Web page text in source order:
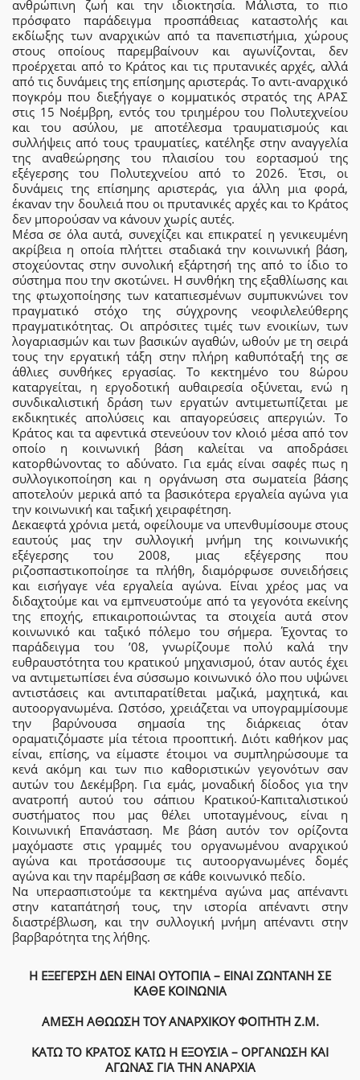
ανθρώπινη ζωή και την ιδιοκτησία. Μάλιστα, το πιο
πρόσφατο παράδειγμα προσπάθειας καταστολής και
εκδίωξης των αναρχικών από τα πανεπιστήμια, χώρους
στους οποίους παρεμβαίνουν και αγωνίζονται, δεν
προέρχεται από το Κράτος και τις πρυτανικές αρχές, αλλά
από τις δυνάμεις της επίσημης αριστεράς. Το αντι-αναρχικό
πογκρόμ που διεξήγαγε ο κομματικός στρατός της ΑΡΑΣ
στις 15 Νοέμβρη, εντός του τριημέρου του Πολυτεχνείου
και του ασύλου, με αποτέλεσμα τραυματισμούς και
συλλήψεις από τους τραυματίες, κατέληξε στην αναγγελία
της αναθεώρησης του πλαισίου του εορτασμού της
εξέγερσης του Πολυτεχνείου από το 2026. Έτσι, οι
δυνάμεις της επίσημης αριστεράς, για άλλη μια φορά,
έκαναν την δουλειά που οι πρυτανικές αρχές και το Κράτος
δεν μπορούσαν να κάνουν χωρίς αυτές.
Μέσα σε όλα αυτά, συνεχίζει και επικρατεί η γενικευμένη
ακρίβεια η οποία πλήττει σταδιακά την κοινωνική βάση,
στοχεύοντας στην συνολική εξάρτησή της από το ίδιο το
σύστημα που την σκοτώνει. Η συνθήκη της εξαθλίωσης και
της φτωχοποίησης των καταπιεσμένων συμπυκνώνει τον
πραγματικό στόχο της σύγχρονης νεοφιλελεύθερης
πραγματικότητας. Οι απρόσιτες τιμές των ενοικίων, των
λογαριασμών και των βασικών αγαθών, ωθούν με τη σειρά
τους την εργατική τάξη στην πλήρη καθυπόταξή της σε
άθλιες συνθήκες εργασίας. Το κεκτημένο του 8ώρου
καταργείται, η εργοδοτική αυθαιρεσία οξύνεται, ενώ η
συνδικαλιστική δράση των εργατών αντιμετωπίζεται με
εκδικητικές απολύσεις και απαγορεύσεις απεργιών. Το
Κράτος και τα αφεντικά στενεύουν τον κλοιό μέσα από τον
οποίο η κοινωνική βάση καλείται να αποδράσει
κατορθώνοντας το αδύνατο. Για εμάς είναι σαφές πως η
συλλογικοποίηση και η οργάνωση στα σωματεία βάσης
αποτελούν μερικά από τα βασικότερα εργαλεία αγώνα για
την κοινωνική και ταξική χειραφέτηση.
Δεκαεφτά χρόνια μετά, οφείλουμε να υπενθυμίσουμε στους
εαυτούς μας την συλλογική μνήμη της κοινωνικής
εξέγερσης του 2008, μιας εξέγερσης που
ριζοσπαστικοποίησε τα πλήθη, διαμόρφωσε συνειδήσεις
και εισήγαγε νέα εργαλεία αγώνα. Είναι χρέος μας να
διδαχτούμε και να εμπνευστούμε από τα γεγονότα εκείνης
της εποχής, επικαιροποιώντας τα στοιχεία αυτά στον
κοινωνικό και ταξικό πόλεμο του σήμερα. Έχοντας το
παράδειγμα του ’08, γνωρίζουμε πολύ καλά την
ευθραυστότητα του κρατικού μηχανισμού, όταν αυτός έχει
να αντιμετωπίσει ένα σύσσωμο κοινωνικό όλο που υψώνει
αντιστάσεις και αντιπαρατίθεται μαζικά, μαχητικά, και
αυτοοργανωμένα. Ωστόσο, χρειάζεται να υπογραμμίσουμε
την βαρύνουσα σημασία της διάρκειας όταν
οραματιζόμαστε μία τέτοια προοπτική. Διότι καθήκον μας
είναι, επίσης, να είμαστε έτοιμοι να συμπληρώσουμε τα
κενά ακόμη και των πιο καθοριστικών γεγονότων σαν
αυτών του Δεκέμβρη. Για εμάς, μοναδική δίοδος για την
ανατροπή αυτού του σάπιου Κρατικού-Καπιταλιστικού
συστήματος που μας θέλει υποταγμένους, είναι η
Κοινωνική Επανάσταση. Με βάση αυτόν τον ορίζοντα
μαχόμαστε στις γραμμές του οργανωμένου αναρχικού
αγώνα και προτάσσουμε τις αυτοοργανωμένες δομές
αγώνα και την παρέμβαση σε κάθε κοινωνικό πεδίο.
Να υπερασπιστούμε τα κεκτημένα αγώνα μας απέναντι
στην καταπάτησή τους, την ιστορία απέναντι στην
διαστρέβλωση, και την συλλογική μνήμη απέναντι στην
βαρβαρότητα της λήθης.
Η ΕΞΕΓΕΡΣΗ ΔΕΝ ΕΙΝΑΙ ΟΥΤΟΠΙΑ – ΕΙΝΑΙ ΖΩΝΤΑΝΗ ΣΕ
ΚΑΘΕ ΚΟΙΝΩΝΙΑ
ΑΜΕΣΗ ΑΘΩΩΣΗ ΤΟΥ ΑΝΑΡΧΙΚΟΥ ΦΟΙΤΗΤΗ Ζ.Μ.
ΚΑΤΩ ΤΟ ΚΡΑΤΟΣ ΚΑΤΩ Η ΕΞΟΥΣΙΑ – ΟΡΓΑΝΩΣΗ ΚΑΙ
ΑΓΩΝΑΣ ΓΙΑ ΤΗΝ ΑΝΑΡΧΙΑ